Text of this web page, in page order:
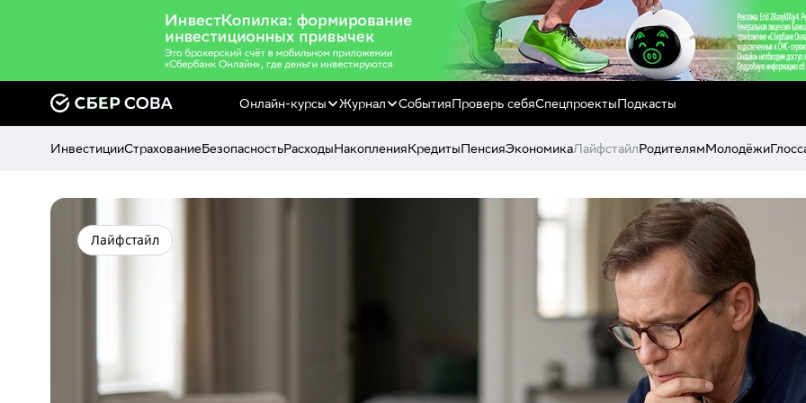
Онлайн-курсы Журнал СобытияПроверь себяСпецпроектыПодкасты
ИнвестицииСтрахованиеБезопасностьРасходыНакопленияКредитыПенсияЭкономикаЛайфстайлРодителямМолодёжи
Лайфстайл